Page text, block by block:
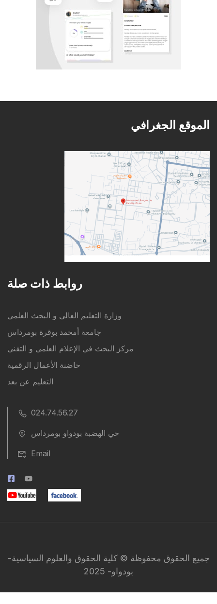
الموقع الجغرافي
روابط ذات صلة
وزارة التعليم العالي و البحث العلمي
جامعة أمحمد بوقرة بومرداس
مركز البحث في الإعلام العلمي و التقني
حاضنة الأعمال الرقمية
التعليم عن بعد
024.74.56.27
حي الهضبة بودواو بومرداس
Email
جميع الحقوق محفوظة © كلية الحقوق والعلوم السياسية-
بودواو- 2025